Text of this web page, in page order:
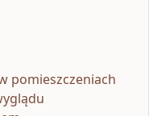
pomieszczeniach